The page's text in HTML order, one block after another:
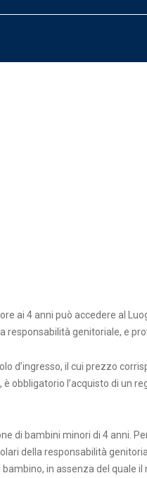
ai 4 anni può accedere al
genitoriale, e
d’ingresso, il cui prezzo
obbligatorio l’acquisto di un
di bambini minori di 4 anni.
della responsabilità
in assenza del quale